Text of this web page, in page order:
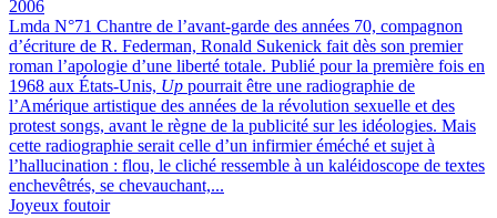
2006
Lmda N°71 Chantre de l’avant-garde des années 70, compagnon
d’écriture de R. Federman, Ronald Sukenick fait dès son premier
roman l’apologie d’une liberté totale. Publié pour la première fois en
1968 aux États-Unis, Up pourrait être une radiographie de
l’Amérique artistique des années de la révolution sexuelle et des
protest songs, avant le règne de la publicité sur les idéologies. Mais
cette radiographie serait celle d’un infirmier éméché et sujet à
l’hallucination : flou, le cliché ressemble à un kaléidoscope de textes
enchevêtrés, se chevauchant,...
Joyeux foutoir